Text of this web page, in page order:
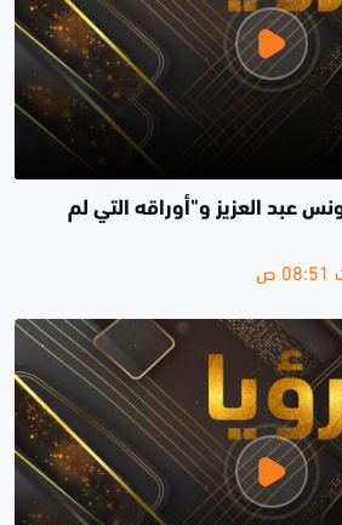
عبد العزيز و"أوراقه التي لم